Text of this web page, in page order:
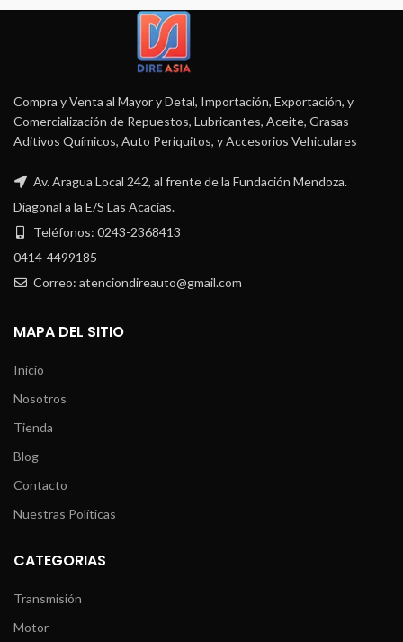
Compra y Venta al Mayor y Detal, Importación, Exportación, y
Comercialización de Repuestos, Lubricantes, Aceite, Grasas
Aditivos Químicos, Auto Periquitos, y Accesorios Vehiculares
Av. Aragua Local 242, al frente de la Fundación Mendoza.
Diagonal a la E/S Las Acacias.
Teléfonos: 0243-2368413
0414-4499185
Correo: atenciondireauto@gmail.com
MAPA DEL SITIO
Inicio
Nosotros
Tienda
Blog
Contacto
Nuestras Políticas
CATEGORIAS
Transmisión
Motor